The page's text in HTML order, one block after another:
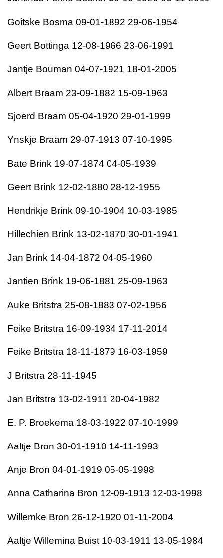
Goitske Bosma 09-01-1892 29-06-1954
Geert Bottinga 12-08-1966 23-06-1991
Jantje Bouman 04-07-1921 18-01-2005
Albert Braam 23-09-1882 15-09-1963
Sjoerd Braam 05-04-1920 29-01-1999
Ynskje Braam 29-07-1913 07-10-1995
Bate Brink 19-07-1874 04-05-1939
Geert Brink 12-02-1880 28-12-1955
Hendrikje Brink 09-10-1904 10-03-1985
Hillechien Brink 13-02-1870 30-01-1941
Jan Brink 14-04-1872 04-05-1960
Jantien Brink 19-06-1881 25-09-1963
Auke Britstra 25-08-1883 07-02-1956
Feike Britstra 16-09-1934 17-11-2014
Feike Britstra 18-11-1879 16-03-1959
J Britstra 28-11-1945
Jan Britstra 13-02-1911 20-04-1982
E. P. Broekema 18-03-1922 07-10-1999
Aaltje Bron 30-01-1910 14-11-1993
Anje Bron 04-01-1919 05-05-1998
Anna Catharina Bron 12-09-1913 12-03-1998
Willemke Bron 26-12-1920 01-11-2004
Aaltje Willemina Buist 10-03-1911 13-05-1984